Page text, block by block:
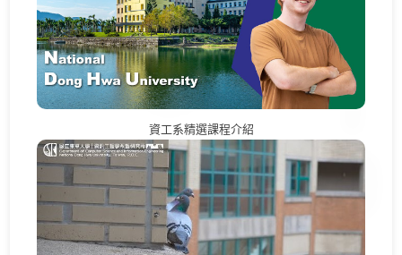
資工系精選課程介紹